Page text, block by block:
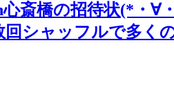
斎橋の招待状(*・
シャッフルで多く